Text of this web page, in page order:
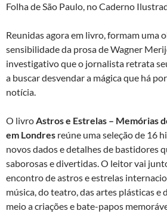
Folha de São Paulo, no Caderno
Reunidas agora em livro, formam uma
sensibilidade da prosa de Wagner
investigativo que o jornalista retrata
a buscar desvendar a mágica que há
notícia.
O livroAstros e Estrelas – Memórias
em Londres reúne uma seleção de 16
novos dados e detalhes de bastidores
saborosas e divertidas. O leitor vai
encontro de astros e estrelas
música, do teatro, das artes plásticas e
meio a criações e bate-papos